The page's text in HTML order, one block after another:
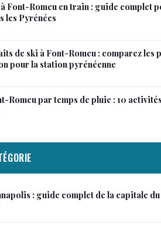
Font-Romeu en train : guide complet
les Pyrénées
de ski à Font-Romeu : comparez les
pour la station pyrénéenne
Romeu par temps de pluie : 10
: guide complet de la capitale